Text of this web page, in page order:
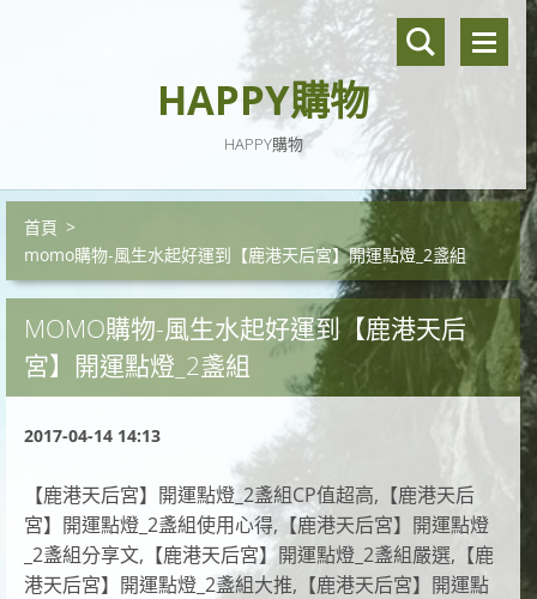
HAPPY購物
HAPPY購物
首頁 >
momo購物-風生水起好運到【鹿港天后宮】開運點燈_2盞組
MOMO購物-風生水起好運到【鹿港天后
宮】開運點燈_2盞組
2017-04-14 14:13
【鹿港天后宮】開運點燈_2盞組CP值超高,【鹿港天后
宮】開運點燈_2盞組使用心得,【鹿港天后宮】開運點燈
_2盞組分享文,【鹿港天后宮】開運點燈_2盞組嚴選,【鹿
港天后宮】開運點燈_2盞組大推,【鹿港天后宮】開運點